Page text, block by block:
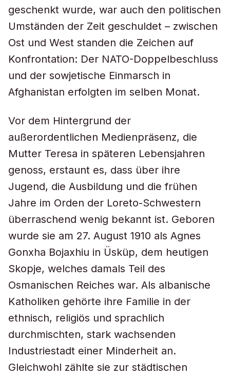
geschenkt wurde, war auch den politischen
Umständen der Zeit geschuldet – zwischen
Ost und West standen die Zeichen auf
Konfrontation: Der NATO-Doppelbeschluss
und der sowjetische Einmarsch in
Afghanistan erfolgten im selben Monat.
Vor dem Hintergrund der
außerordentlichen Medienpräsenz, die
Mutter Teresa in späteren Lebensjahren
genoss, erstaunt es, dass über ihre
Jugend, die Ausbildung und die frühen
Jahre im Orden der Loreto-Schwestern
überraschend wenig bekannt ist. Geboren
wurde sie am 27. August 1910 als Agnes
Gonxha Bojaxhiu in Üsküp, dem heutigen
Skopje, welches damals Teil des
Osmanischen Reiches war. Als albanische
Katholiken gehörte ihre Familie in der
ethnisch, religiös und sprachlich
durchmischten, stark wachsenden
Industriestadt einer Minderheit an.
Gleichwohl zählte sie zur städtischen